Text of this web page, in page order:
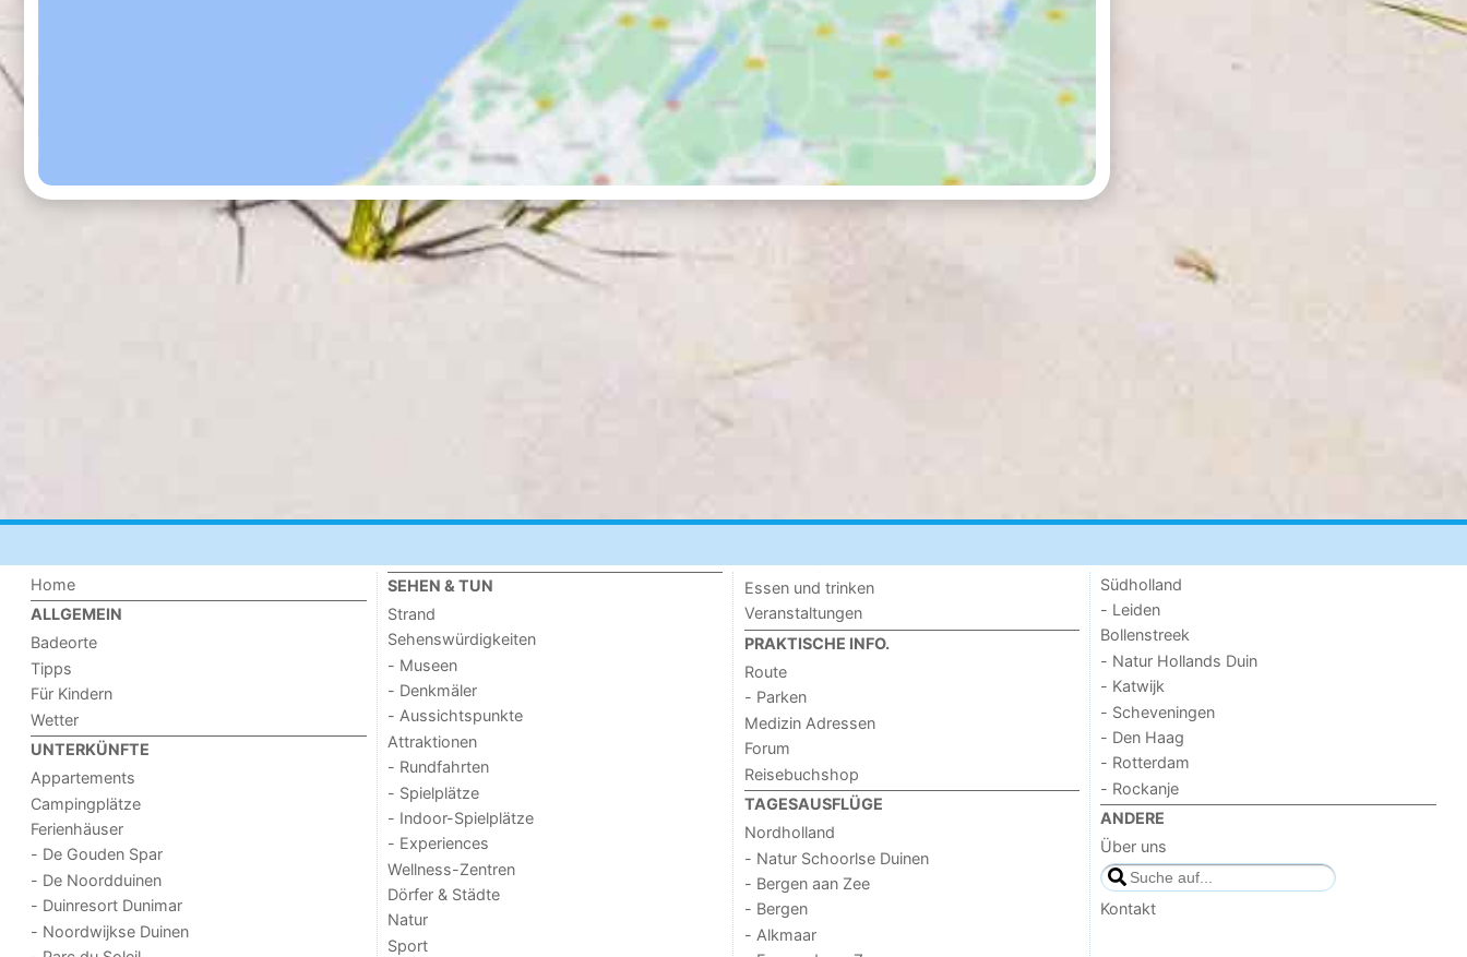
Home
ALLGEMEIN
Badeorte
Tipps
Für Kindern
Wetter
UNTERKÜNFTE
Appartements
Campingplätze
Ferienhäuser
- De Gouden Spar
- De Noordduinen
- Duinresort Dunimar
- Noordwijkse Duinen
SEHEN & TUN
Strand
Sehenswürdigkeiten
- Museen
- Denkmäler
- Aussichtspunkte
Attraktionen
- Rundfahrten
- Spielplätze
- Indoor-Spielplätze
- Experiences
Wellness-Zentren
Dörfer & Städte
Natur
Sport
Essen und trinken
Veranstaltungen
PRAKTISCHE INFO.
Route
- Parken
Medizin Adressen
Forum
Reisebuchshop
TAGESAUSFLÜGE
Nordholland
- Natur Schoorlse Duinen
- Bergen aan Zee
- Bergen
- Alkmaar
Südholland
- Leiden
Bollenstreek
- Natur Hollands Duin
- Katwijk
- Scheveningen
- Den Haag
- Rotterdam
- Rockanje
ANDERE
Über uns
Kontakt